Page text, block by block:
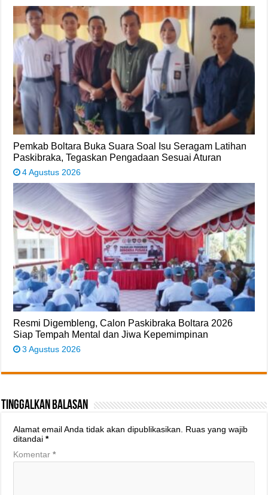
Pemkab Boltara Buka Suara Soal Isu Seragam Latihan
Paskibraka, Tegaskan Pengadaan Sesuai Aturan
4 Agustus 2026
Resmi Digembleng, Calon Paskibraka Boltara 2026
Siap Tempah Mental dan Jiwa Kepemimpinan
3 Agustus 2026
Tinggalkan Balasan
Alamat email Anda tidak akan dipublikasikan.
Ruas yang wajib
ditandai*
Komentar*